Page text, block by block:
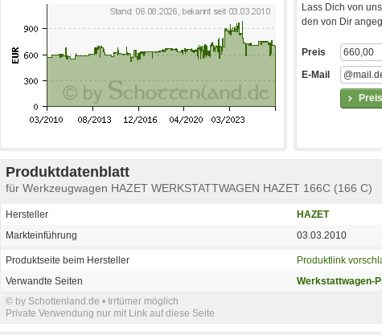
Lass Dich von
den von Dir
Preis
E-Mail
Produktdatenblatt
für Werkzeugwagen HAZET WERKSTATTWAGEN HAZET 166C (166 C)
Hersteller
HAZET
Markteinführung
03.03.2010
Produktseite beim Hersteller
Produktlink
Verwandte Seiten
Werkstattwagen-
© by Schottenland.de • Irrtümer möglich
Private Verwendung nur mit Link auf diese Seite